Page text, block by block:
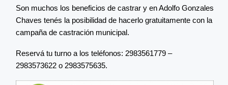
Son muchos los beneficios de castrar y en Adolfo Gonzales
Chaves tenés la posibilidad de hacerlo gratuitamente con la
campaña de castración municipal.
Reservá tu turno a los teléfonos: 2983561779 –
2983573622 o 2983575635.